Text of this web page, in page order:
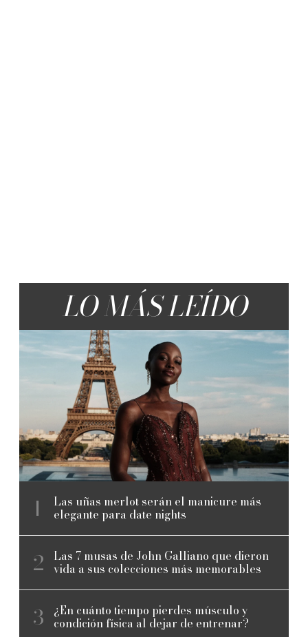
LO MÁS LEÍDO
Las uñas merlot serán el manicure más
elegante para date nights
Las 7 musas de John Galliano que dieron
vida a sus colecciones más memorables
¿En cuánto tiempo pierdes músculo y
condición física al dejar de entrenar?